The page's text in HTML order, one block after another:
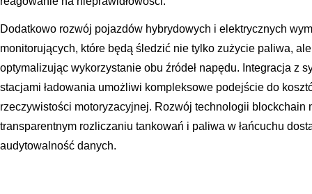
Dodatkowo rozwój pojazdów hybrydowych i elektrycznych
monitorujących, które będą śledzić nie tylko zużycie paliwa,
optymalizując wykorzystanie obu źródeł napędu. Integracja z
stacjami ładowania umożliwi kompleksowe podejście do
rzeczywistości motoryzacyjnej. Rozwój technologii blockchain
transparentnym rozliczaniu tankowań i paliwa w łańcuchu
audytowalność danych.